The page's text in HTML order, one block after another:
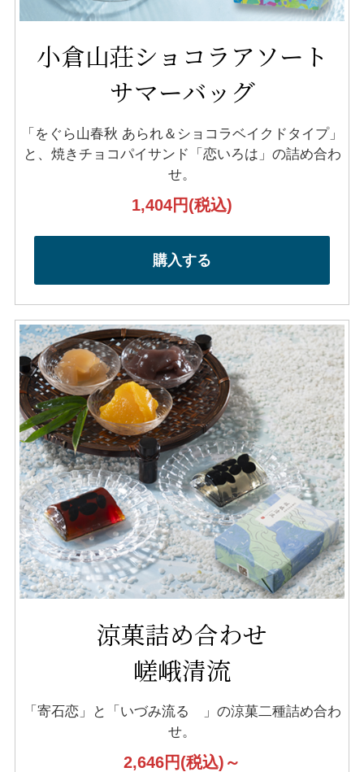
小倉山荘ショコラアソート
サマーバッグ
「をぐら山春秋 あられ＆ショコラベイクドタイプ」
と、焼きチョコパイサンド「恋いろは」の詰め合わ
せ。
1,404円(税込)
購入する
涼菓詰め合わせ
嵯峨清流
「寄石恋」と「いづみ流るゝ」の涼菓二種詰め合わ
せ。
2,646円(税込)～